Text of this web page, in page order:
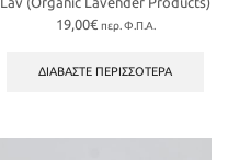
19,00€ περ. Φ.Π.Α.
ΔΙΑΒΆΣΤΕ ΠΕΡΙΣΣΌΤΕΡΑ